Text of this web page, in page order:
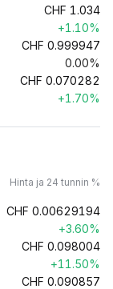
CHF 1.034
+1.10%
CHF 0.999947
0.00%
CHF 0.070282
+1.70%
Hinta ja 24 tunnin %
CHF 0.00629194
+3.60%
CHF 0.098004
+11.50%
CHF 0.090857